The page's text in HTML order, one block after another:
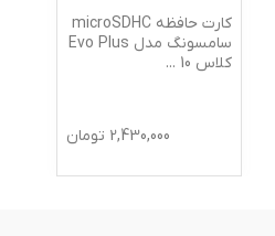
کارت حافظه microSDHC
سامسونگ مدل Evo Plus
کلاس 10
...
2,430,000 تومان